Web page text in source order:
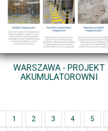
WARSZAWA - PROJEKT
AKUMULATOROWNI
1 2 3 4 5